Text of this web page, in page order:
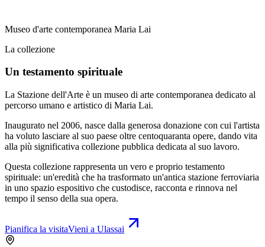
Museo d'arte contemporanea Maria Lai
La collezione
Un testamento spirituale
La Stazione dell'Arte è un museo di arte contemporanea dedicato al
percorso umano e artistico di Maria Lai.
Inaugurato nel 2006, nasce dalla generosa donazione con cui l'artista
ha voluto lasciare al suo paese oltre centoquaranta opere, dando vita
alla più significativa collezione pubblica dedicata al suo lavoro.
Questa collezione rappresenta un vero e proprio testamento
spirituale: un'eredità che ha trasformato un'antica stazione ferroviaria
in uno spazio espositivo che custodisce, racconta e rinnova nel
tempo il senso della sua opera.
Pianifica la visitaVieni a Ulassai